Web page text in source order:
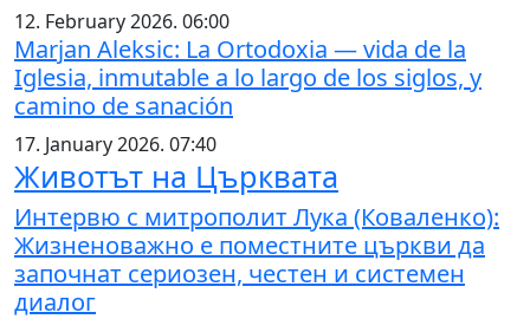
12. February 2026. 06:00
Marjan Aleksic: La Ortodoxia — vida de la
Iglesia, inmutable a lo largo de los siglos, y
camino de sanación
17. January 2026. 07:40
Животът на Църквата
Интервю с митрополит Лука (Коваленко):
Жизненоважно е поместните църкви да
започнат сериозен, честен и системен
диалог